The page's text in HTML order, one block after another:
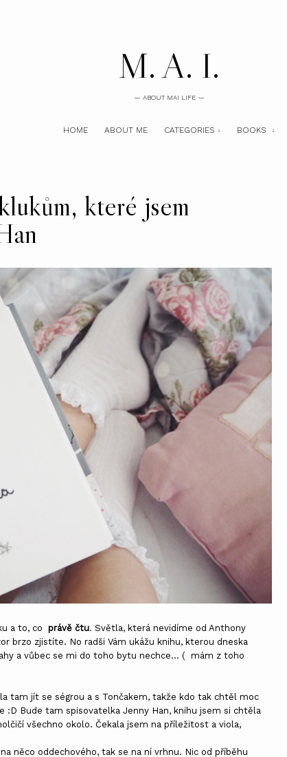
M. A. I.
— ABOUT MAI LIFE —
HOME ABOUT ME CATEGORIES BOOKS
které jsem
a to, co právě čtu. Světla, která nevidíme od Anthony
brzo zjistíte. No radši Vám ukážu knihu, kterou dneska
a vůbec se mi do toho bytu nechce... ( mám z toho
tam jít se ségrou a s Tončakem, takže kdo tak chtěl moc
:D Bude tam spisovatelka Jenny Han, knihu jsem si chtěla
všechno okolo. Čekala jsem na příležitost a viola,
něco oddechového, tak se na ní vrhnu. Nic od příběhu